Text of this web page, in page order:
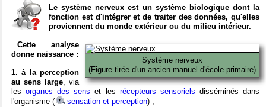
Le système nerveux est un système biologique dont la
fonction est d'intégrer et de traiter des données, qu'elles
proviennent du monde extérieur ou du milieu intérieur.
Système nerveux
(Figure tirée d'un ancien manuel d'école primaire)
Cette analyse
donne naissance :
1. à la perception
au sens large, via
lesorganes des sens et les récepteurs sensoriels disséminés dans
l'organisme (
sensation et perception) ;